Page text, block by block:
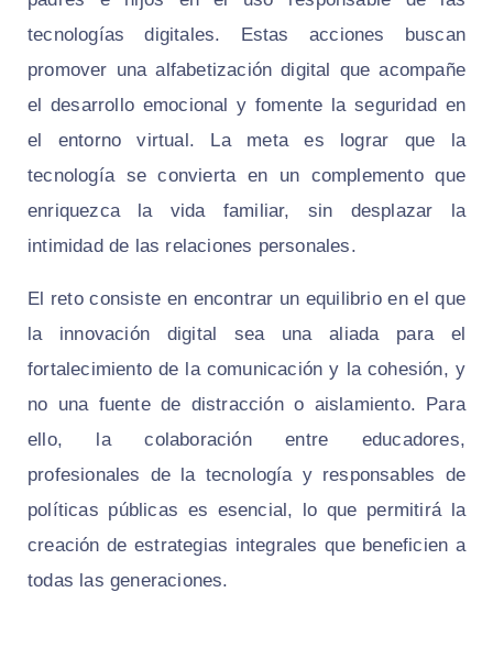
tecnologías digitales. Estas acciones buscan
promover una alfabetización digital que acompañe
el desarrollo emocional y fomente la seguridad en
el entorno virtual. La meta es lograr que la
tecnología se convierta en un complemento que
enriquezca la vida familiar, sin desplazar la
intimidad de las relaciones personales.
El reto consiste en encontrar un equilibrio en el que
la innovación digital sea una aliada para el
fortalecimiento de la comunicación y la cohesión, y
no una fuente de distracción o aislamiento. Para
ello, la colaboración entre educadores,
profesionales de la tecnología y responsables de
políticas públicas es esencial, lo que permitirá la
creación de estrategias integrales que beneficien a
todas las generaciones.